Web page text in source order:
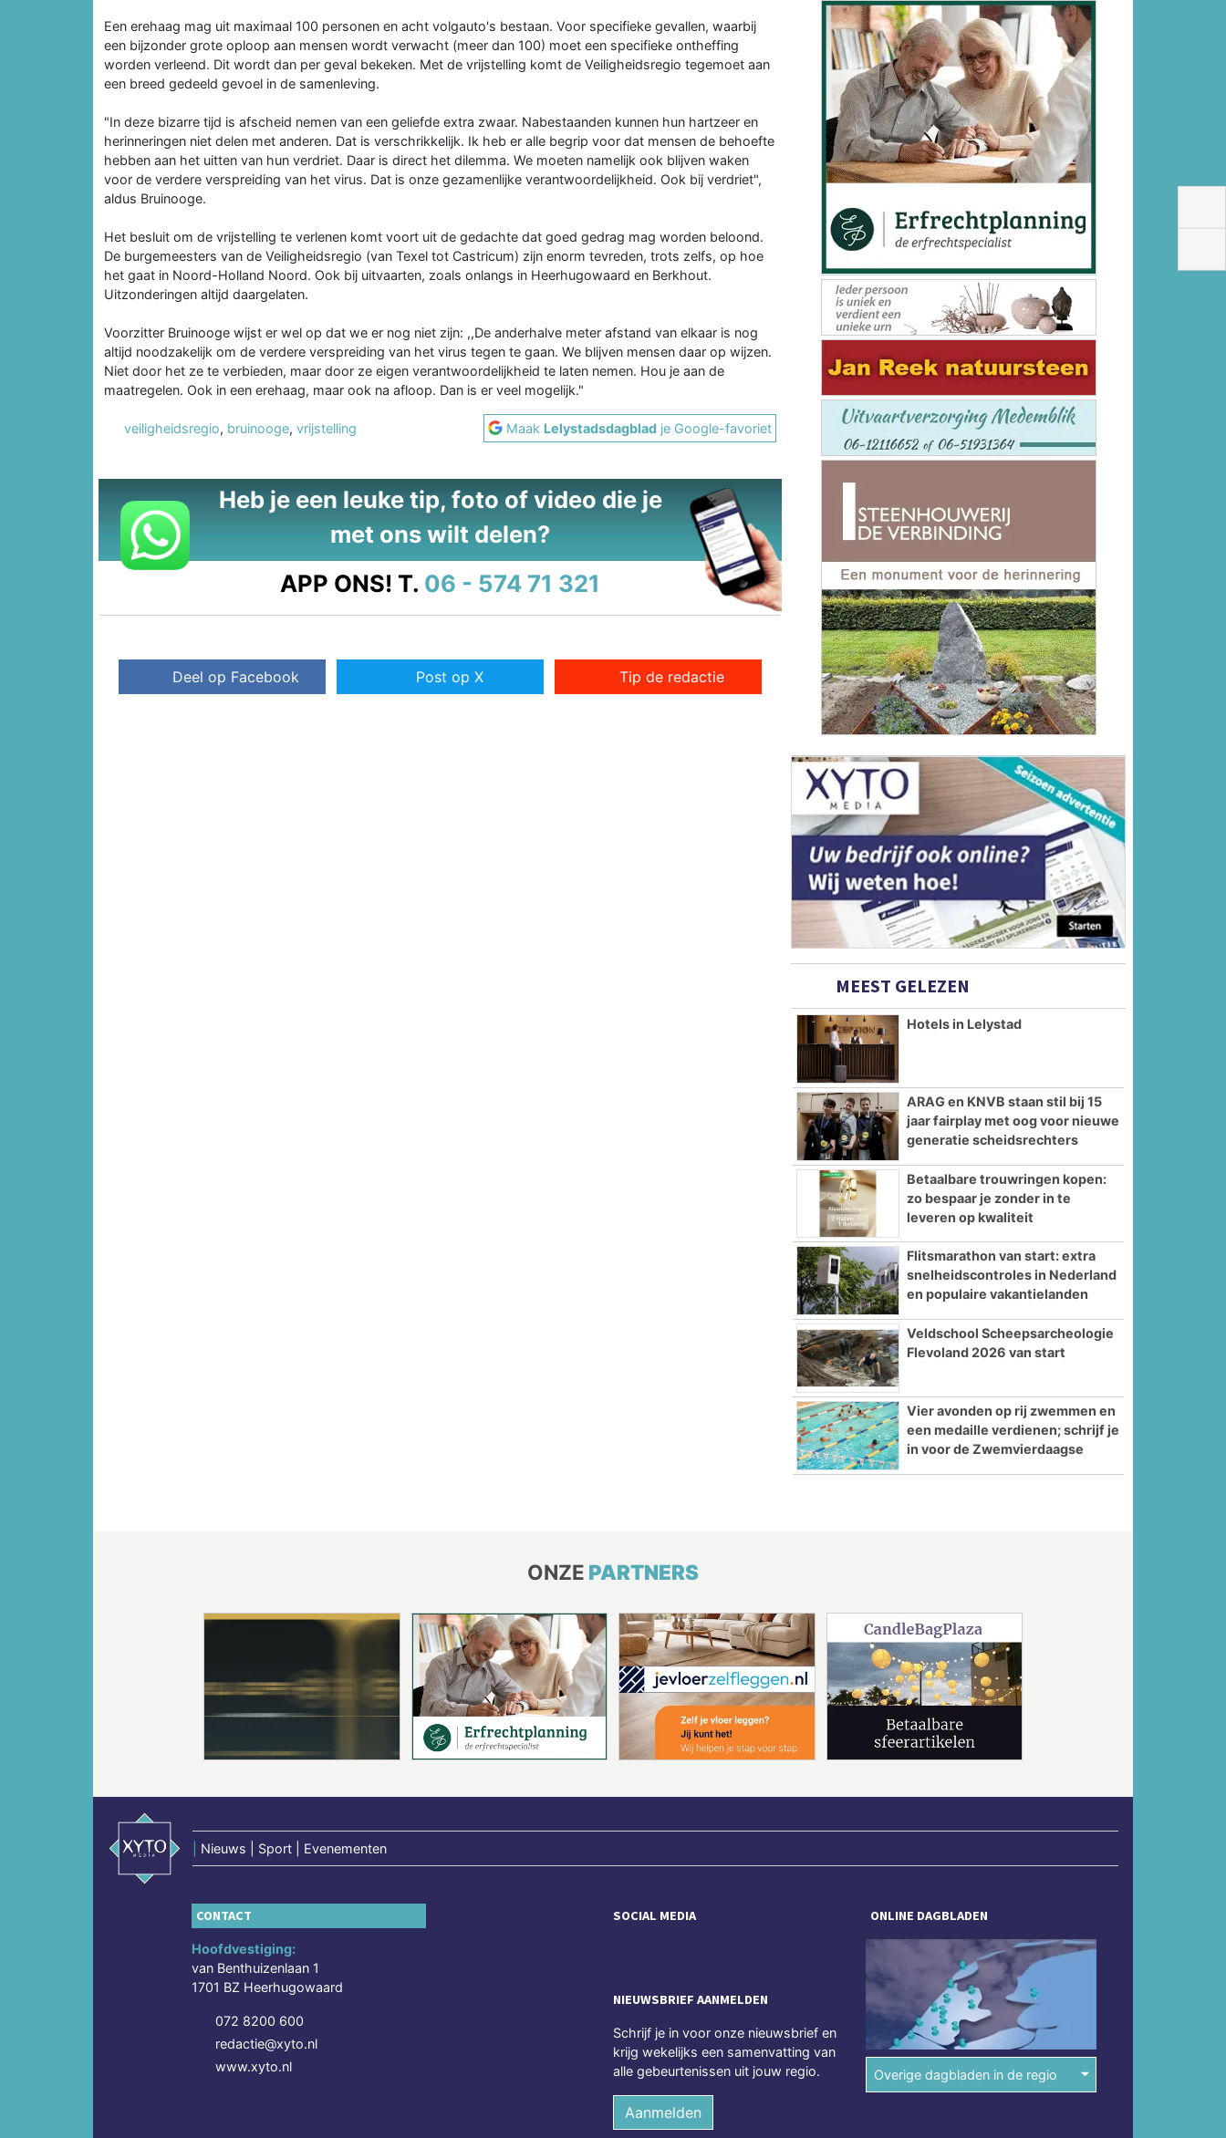
Een erehaag mag uit maximaal 100 personen en acht volgauto's bestaan. Voor specifieke gevallen, waarbij
een bijzonder grote oploop aan mensen wordt verwacht (meer dan 100) moet een specifieke ontheffing
worden verleend. Dit wordt dan per geval bekeken. Met de vrijstelling komt de Veiligheidsregio tegemoet aan
een breed gedeeld gevoel in de samenleving.
"In deze bizarre tijd is afscheid nemen van een geliefde extra zwaar. Nabestaanden kunnen hun hartzeer en
herinneringen niet delen met anderen. Dat is verschrikkelijk. Ik heb er alle begrip voor dat mensen de behoefte
hebben aan het uitten van hun verdriet. Daar is direct het dilemma. We moeten namelijk ook blijven waken
voor de verdere verspreiding van het virus. Dat is onze gezamenlijke verantwoordelijkheid. Ook bij verdriet",
aldus Bruinooge.
Het besluit om de vrijstelling te verlenen komt voort uit de gedachte dat goed gedrag mag worden beloond.
De burgemeesters van de Veiligheidsregio (van Texel tot Castricum) zijn enorm tevreden, trots zelfs, op hoe
het gaat in Noord-Holland Noord. Ook bij uitvaarten, zoals onlangs in Heerhugowaard en Berkhout.
Uitzonderingen altijd daargelaten.
Voorzitter Bruinooge wijst er wel op dat we er nog niet zijn: ,,De anderhalve meter afstand van elkaar is nog
altijd noodzakelijk om de verdere verspreiding van het virus tegen te gaan. We blijven mensen daar op wijzen.
Niet door het ze te verbieden, maar door ze eigen verantwoordelijkheid te laten nemen. Hou je aan de
maatregelen. Ook in een erehaag, maar ook na afloop. Dan is er veel mogelijk."
veiligheidsregio, bruinooge, vrijstelling Maak Lelystadsdagblad je Google-favoriet
Heb je een leuke tip, foto of video die je
met ons wilt delen?
APP ONS! T. 06 - 574 71 321
Deel op Facebook Post op X Tip de redactie
MEEST GELEZEN
Hotels in Lelystad
ARAG en KNVB staan stil bij 15
jaar fairplay met oog voor nieuwe
generatie scheidsrechters
Betaalbare trouwringen kopen:
zo bespaar je zonder in te
leveren op kwaliteit
Flitsmarathon van start: extra
snelheidscontroles in Nederland
en populaire vakantielanden
Veldschool Scheepsarcheologie
Flevoland 2026 van start
Vier avonden op rij zwemmen en
een medaille verdienen; schrijf je
in voor de Zwemvierdaagse
ONZE PARTNERS
Nieuws | Sport | Evenementen
CONTACT
Hoofdvestiging:
van Benthuizenlaan 1
1701 BZ Heerhugowaard
072 8200 600
redactie@xyto.nl
www.xyto.nl
SOCIAL MEDIA
NIEUWSBRIEF AANMELDEN
Schrijf je in voor onze nieuwsbrief en
krijg wekelijks een samenvatting van
alle gebeurtenissen uit jouw regio.
Aanmelden
ONLINE DAGBLADEN
Overige dagbladen in de regio